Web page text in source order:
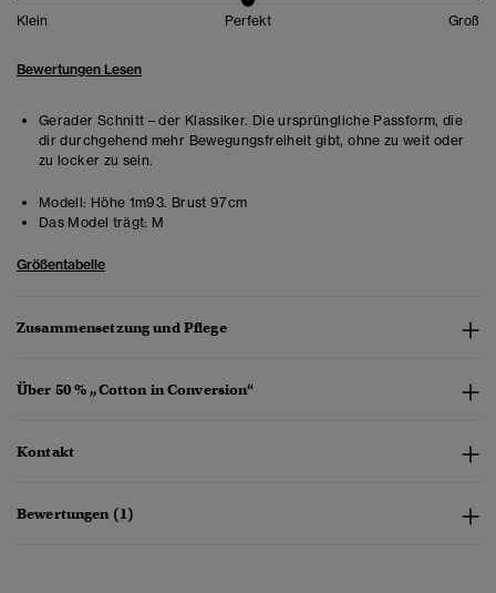
Klein Perfekt Groß
Bewertungen Lesen
Gerader Schnitt – der Klassiker. Die ursprüngliche Passform, die
dir durchgehend mehr Bewegungsfreiheit gibt, ohne zu weit oder
zu locker zu sein.
Modell: Höhe 1m93. Brust 97cm
Das Model trägt: M
Größentabelle
Zusammensetzung und Pflege
Über 50 % „Cotton in Conversion“
Kontakt
Bewertungen (1)